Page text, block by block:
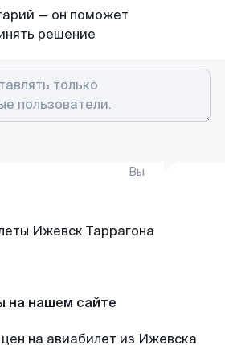
— он поможет
решение
Вы
на нашем сайте
на авиабилет из Ижевска